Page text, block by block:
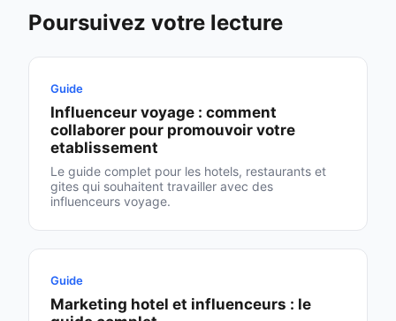
Poursuivez votre lecture
Guide
Influenceur voyage : comment
collaborer pour promouvoir votre
etablissement
Le guide complet pour les hotels, restaurants et
gites qui souhaitent travailler avec des
influenceurs voyage.
Guide
Marketing hotel et influenceurs : le